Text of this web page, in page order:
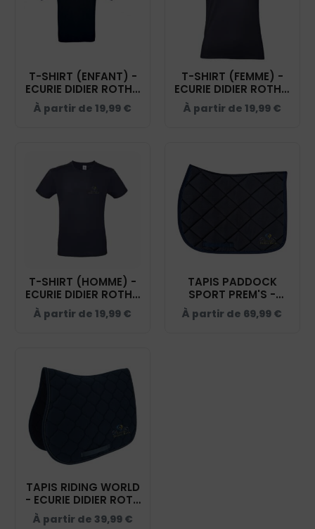
T-SHIRT (ENFANT) -
ECURIE DIDIER ROTH -
NAVY - BC03TK
À partir de 19,99 €
T-SHIRT (FEMME) -
ECURIE DIDIER ROTH -
NAVY - BC04T
À partir de 19,99 €
T-SHIRT (HOMME) -
ECURIE DIDIER ROTH -
NAVY - BC03T
À partir de 19,99 €
TAPIS PADDOCK
SPORT PREM'S -
ECURIE DIDIER ROTH -
NAVY - 20474
À partir de 69,99 €
TAPIS RIDING WORLD
- ECURIE DIDIER ROTH
- NAVY - 20453
À partir de 39,99 €